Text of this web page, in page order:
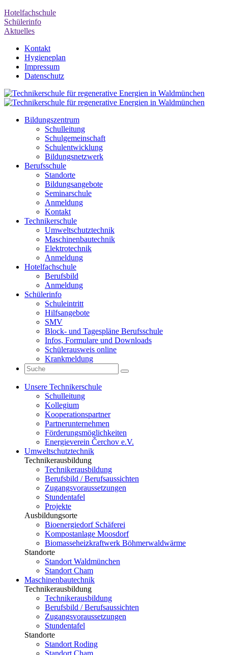
Hotelfachschule
Schülerinfo
Aktuelles
Kontakt
Hygieneplan
Impressum
Datenschutz
Bildungszentrum
Schulleitung
Schulgemeinschaft
Schulentwicklung
Bildungsnetzwerk
Berufsschule
Standorte
Bildungsangebote
Seminarschule
Anmeldung
Kontakt
Technikerschule
Umweltschutztechnik
Maschinenbautechnik
Elektrotechnik
Anmeldung
Hotelfachschule
Berufsbild
Anmeldung
Schülerinfo
Schuleintritt
Hilfsangebote
SMV
Block- und Tagespläne Berufsschule
Infos, Formulare und Downloads
Schülerausweis online
Krankmeldung
Unsere Technikerschule
Schulleitung
Kollegium
Kooperationspartner
Partnerunternehmen
Förderungsmöglichkeiten
Energieverein Čerchov e.V.
Umweltschutztechnik
Technikerausbildung
Technikerausbildung
Berufsbild / Berufsaussichten
Zugangsvoraussetzungen
Stundentafel
Projekte
Ausbildungsorte
Bioenergiedorf Schäferei
Kompostanlage Moosdorf
Biomasseheizkraftwerk Böhmerwaldwärme
Standorte
Standort Waldmünchen
Standort Cham
Maschinenbau­technik
Technikerausbildung
Technikerausbildung
Berufsbild / Berufsaussichten
Zugangsvoraussetzungen
Stundentafel
Standorte
Standort Roding
Standort Cham